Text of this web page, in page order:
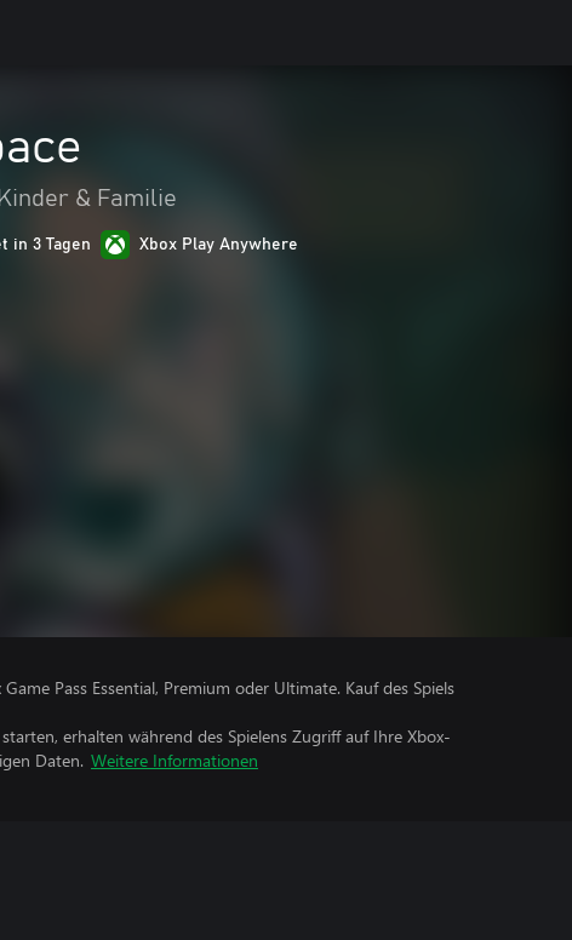
Kinder & Familie
in 3 Tagen Xbox Play Anywhere
Pass Essential, Premium oder Ultimate. Kauf des Spiels
erhalten während des Spielens Zugriff auf Ihre Xbox-
Daten. Weitere Informationen